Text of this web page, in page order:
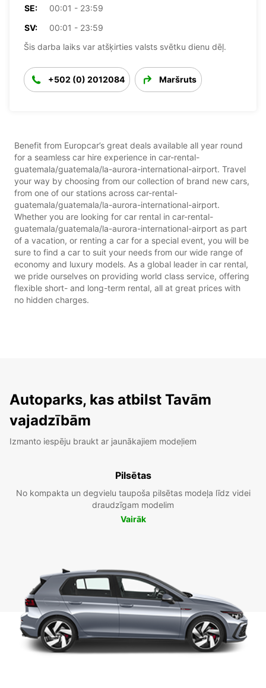
SE:
00:01 - 23:59
SV:
00:01 - 23:59
Šis darba laiks var atšķirties valsts svētku dienu dēļ.
+502 (0) 2012084 Maršruts
Benefit from Europcar’s great deals available all year round
for a seamless car hire experience in car-rental-
guatemala/guatemala/la-aurora-international-airport. Travel
your way by choosing from our collection of brand new cars,
from one of our stations across car-rental-
guatemala/guatemala/la-aurora-international-airport.
Whether you are looking for car rental in car-rental-
guatemala/guatemala/la-aurora-international-airport as part
of a vacation, or renting a car for a special event, you will be
sure to find a car to suit your needs from our wide range of
economy and luxury models. As a global leader in car rental,
we pride ourselves on providing world class service, offering
flexible short- and long-term rental, all at great prices with
no hidden charges.
Autoparks, kas atbilst Tavām
vajadzībām
Izmanto iespēju braukt ar jaunākajiem modeļiem
Pilsētas
No kompakta un degvielu taupoša pilsētas modeļa līdz videi
draudzīgam modelim
Vairāk